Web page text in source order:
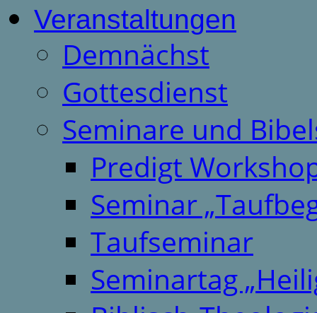
Veranstaltungen
Demnächst
Gottesdienst
Seminare und
Predigt
Seminar
Taufseminar
Seminartag